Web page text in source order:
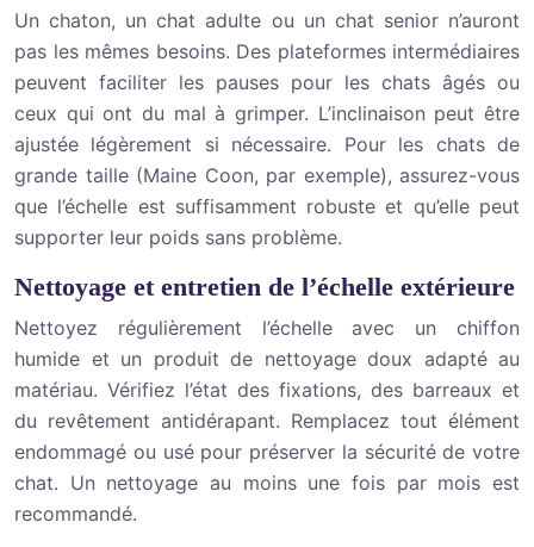
Un chaton, un chat adulte ou un chat senior n’auront
pas les mêmes besoins. Des plateformes intermédiaires
peuvent faciliter les pauses pour les chats âgés ou
ceux qui ont du mal à grimper. L’inclinaison peut être
ajustée légèrement si nécessaire. Pour les chats de
grande taille (Maine Coon, par exemple), assurez-vous
que l’échelle est suffisamment robuste et qu’elle peut
supporter leur poids sans problème.
Nettoyage et entretien de l’échelle extérieure
Nettoyez régulièrement l’échelle avec un chiffon
humide et un produit de nettoyage doux adapté au
matériau. Vérifiez l’état des fixations, des barreaux et
du revêtement antidérapant. Remplacez tout élément
endommagé ou usé pour préserver la sécurité de votre
chat. Un nettoyage au moins une fois par mois est
recommandé.